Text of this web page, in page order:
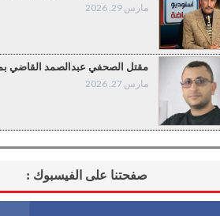
مارس 29, 2026
مقتل الصحفي عبدالصمد القاضي
مارس 27, 2026
صفحتنا على الفيسبوك :